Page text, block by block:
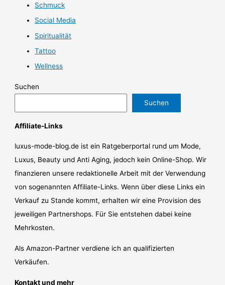
Schmuck
Social Media
Spiritualität
Tattoo
Wellness
Suchen
Suchen
Affiliate-Links
luxus-mode-blog.de ist ein Ratgeberportal rund um Mode,
Luxus, Beauty und Anti Aging, jedoch kein Online-Shop. Wir
finanzieren unsere redaktionelle Arbeit mit der Verwendung
von sogenannten Affiliate-Links. Wenn über diese Links ein
Verkauf zu Stande kommt, erhalten wir eine Provision des
jeweiligen Partnershops. Für Sie entstehen dabei keine
Mehrkosten.
Als Amazon-Partner verdiene ich an qualifizierten
Verkäufen.
Kontakt und mehr